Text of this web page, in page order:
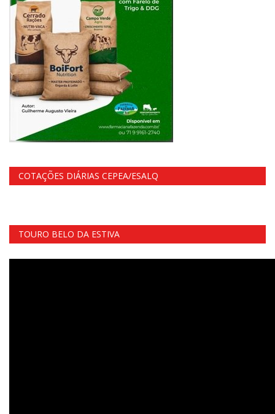
COTAÇÕES DIÁRIAS CEPEA/ESALQ
TOURO BELO DA ESTIVA